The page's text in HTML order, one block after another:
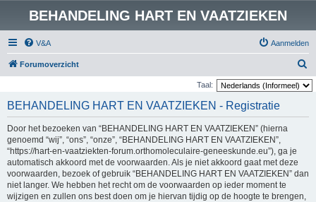
BEHANDELING HART EN VAATZIEKEN
V&A Aanmelden
Forumoverzicht
o
Taal:
BEHANDELING HART EN VAATZIEKEN - Registratie
Door het bezoeken van “BEHANDELING HART EN VAATZIEKEN” (hierna
genoemd “wij”, “ons”, “onze”, “BEHANDELING HART EN VAATZIEKEN”,
“https://hart-en-vaatziekten-forum.orthomoleculaire-geneeskunde.eu”), ga je
automatisch akkoord met de voorwaarden. Als je niet akkoord gaat met deze
voorwaarden, bezoek of gebruik “BEHANDELING HART EN VAATZIEKEN” dan
niet langer. We hebben het recht om de voorwaarden op ieder moment te
wijzigen en zullen ons best doen om je hiervan tijdig op de hoogte te brengen,